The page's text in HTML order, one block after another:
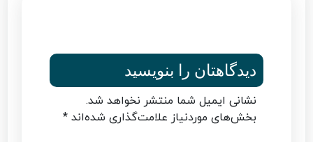
دیدگاهتان را بنویسید
نشانی ایمیل شما منتشر نخواهد شد.
بخش‌های موردنیاز علامت‌گذاری شده‌اند*